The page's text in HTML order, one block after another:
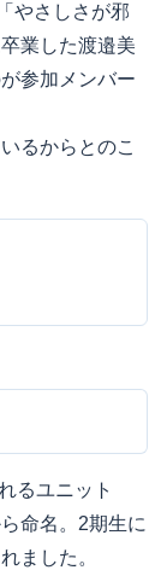
やさしさが邪
業した渡邉美
参加メンバー
るからとのこ
るユニット
命名。2期生に
ました。